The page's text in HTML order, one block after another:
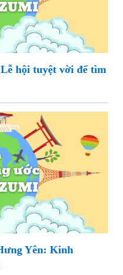
hội tuyệt vời để tìm
Yên: Kinh